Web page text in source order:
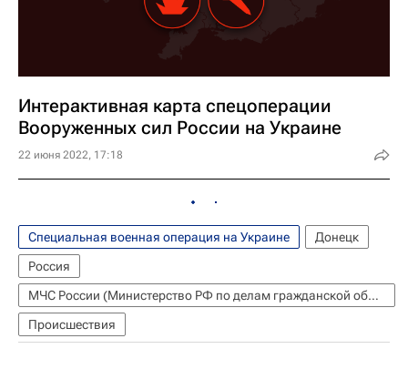
Интерактивная карта спецоперации
Вооруженных сил России на Украине
22 июня 2022, 17:18
Специальная военная операция на Украине
Донецк
Россия
МЧС России (Министерство РФ по делам гражданской обороны, чрезвычайным ситуациям и ликвидации последствий стихийных бедствий)
Происшествия